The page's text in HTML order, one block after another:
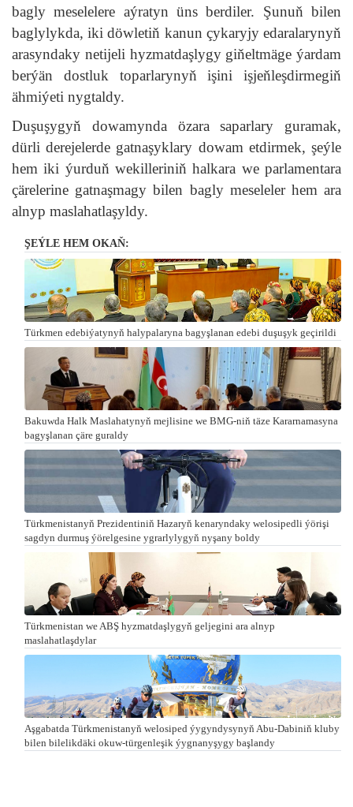
bagly meselelere aýratyn üns berdiler. Şunuň bilen
baglylykda, iki döwletiň kanun çykaryjy edaralarynyň
arasyndaky netijeli hyzmatdaşlygy giňeltmäge ýardam
berýän dostluk toparlarynyň işini işjeňleşdirmegiň
ähmiýeti nygtaldy.
Duşuşygyň dowamynda özara saparlary guramak,
dürli derejelerde gatnaşyklary dowam etdirmek, şeýle
hem iki ýurduň wekilleriniň halkara we parlamentara
çärelerine gatnaşmagy bilen bagly meseleler hem ara
alnyp maslahatlaşyldy.
ŞEÝLE HEM OKAŇ:
Türkmen edebiýatynyň halypalaryna bagyşlanan edebi duşuşyk geçirildi
Bakuwda Halk Maslahatynyň mejlisine we BMG-niň täze Kararnamasyna
bagyşlanan çäre guraldy
Türkmenistanyň Prezidentiniň Hazaryň kenaryndaky welosipedli ýörişi
sagdyn durmuş ýörelgesine ygrarlylygyň nyşany boldy
Türkmenistan we ABŞ hyzmatdaşlygyň geljegini ara alnyp
maslahatlaşdylar
Aşgabatda Türkmenistanyň welosiped ýygyndysynyň Abu-Dabiniň kluby
bilen bilelikdäki okuw-türgenleşik ýygnanyşygy başlandy